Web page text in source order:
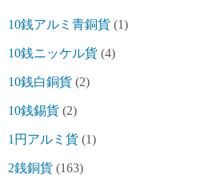
10銭アルミ青銅貨 (1)
10銭ニッケル貨 (4)
10銭白銅貨 (2)
10銭錫貨 (2)
1円アルミ貨 (1)
2銭銅貨 (163)